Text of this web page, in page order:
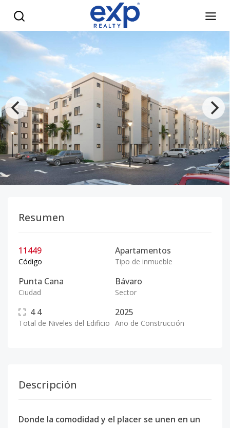
Resumen
11449
Código
Apartamentos
Tipo de inmueble
Punta Cana
Ciudad
Bávaro
Sector
4 4
Total de Niveles del Edificio
2025
Año de Construcción
Descripción
Donde la comodidad y el placer se unen en un
Apartamentos en venta de 3 Habitaciones y 1 parqueo en